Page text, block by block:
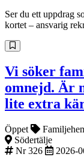
Ser du ett uppdrag
kortet – ansvarig
Vi söker
omnejd. Är
lite extra
Öppet
Södertälje
Nr 326
2026-